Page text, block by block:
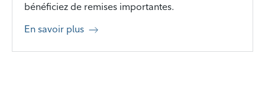
bénéficiez de remises importantes.
En savoir plus